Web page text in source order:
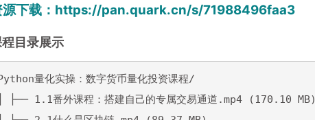
下载： https://pan.quark.cn/s/71988496faa3
目录展示
量化实操：数字货币量化投资课程/
│ ├── 1.1番外课程：搭建自己的专属交易通道.mp4 (170.10 MB)